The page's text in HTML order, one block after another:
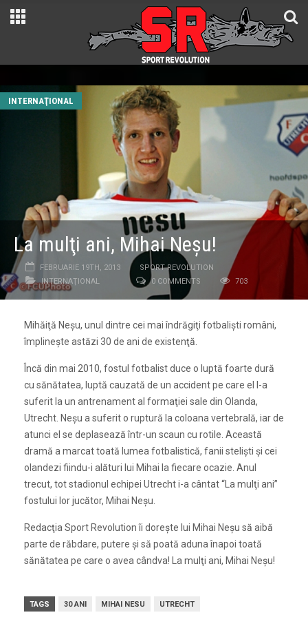
INTERNAŢIONAL
La mulţi ani, Mihai Neşu!
FEBRUARIE 19TH, 2013
SPORT REVOLUTION
INTERNAŢIONAL
0 COMMENTS 703
Mihăiţă Neşu, unul dintre cei mai îndrăgiţi fotbalişti români,
împlineşte astăzi 30 de ani de existenţă.
Încă din mai 2010, fostul fotbalist duce o luptă foarte dură
cu sănătatea, luptă cauzată de un accident pe care el l-a
suferit la un antrenament al formaţiei sale din Olanda,
Utrecht. Neşu a suferit o ruptură la coloana vertebrală, iar de
atunci el se deplasează într-un scaun cu rotile. Această
dramă a marcat toată lumea fotbalistică, fanii stelişti şi cei
olandezi fiindu-i alături lui Mihai la fiecare ocazie. Anul
trecut, tot stadionul echipei Utrecht i-a cântat “La mulţi ani”
fostului lor jucător, Mihai Neşu.
Redacţia Sport Revolution îi doreşte lui Mihai Neşu să aibă
parte de răbdare, putere şi să poată aduna înapoi toată
sănătatea pe care o avea cândva! La mulţi ani, Mihai Neşu!
TAGS 30 ANI MIHAI NESU UTRECHT